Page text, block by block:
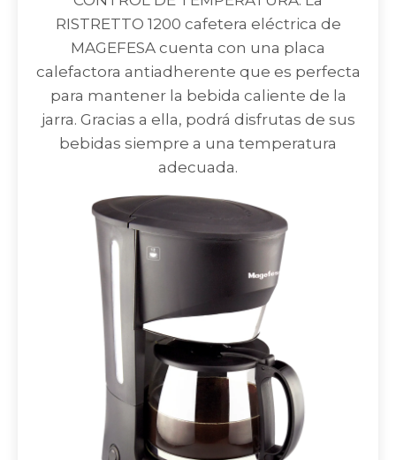
RISTRETTO 1200 cafetera eléctrica de
MAGEFESA cuenta con una placa
calefactora antiadherente que es perfecta
para mantener la bebida caliente de la
jarra. Gracias a ella, podrá disfrutas de sus
bebidas siempre a una temperatura
adecuada.